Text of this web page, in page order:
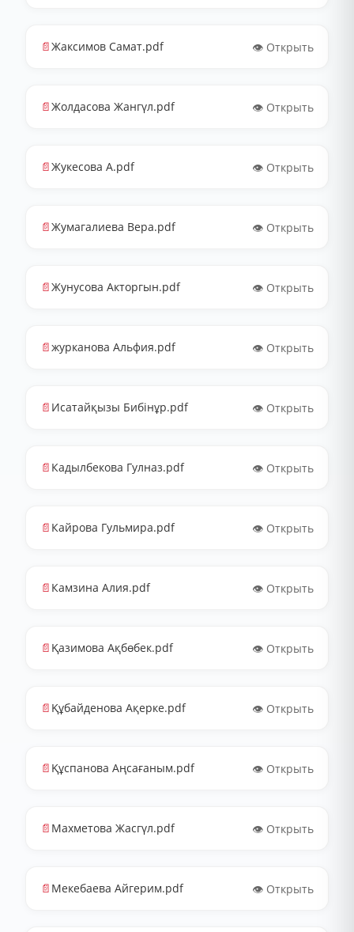
📄Жаксимов Самат.pdf 👁️ Открыть
📄Жолдасова Жангүл.pdf 👁️ Открыть
📄Жукесова А.pdf 👁️ Открыть
📄Жумагалиева Вера.pdf 👁️ Открыть
📄Жунусова Акторгын.pdf 👁️ Открыть
📄журканова Альфия.pdf 👁️ Открыть
📄 Исатайқызы Бибінұр.pdf 👁️ Открыть
📄 Кадылбекова Гулназ.pdf 👁️ Открыть
📄 Кайрова Гульмира.pdf 👁️ Открыть
📄 Камзина Алия.pdf 👁️ Открыть
📄 Қазимова Ақбөбек.pdf 👁️ Открыть
📄 Құбайденова Ақерке.pdf 👁️ Открыть
📄 Құспанова Аңсағаным.pdf 👁️ Открыть
📄 Махметова Жасгүл.pdf 👁️ Открыть
📄 Мекебаева Айгерим.pdf 👁️ Открыть